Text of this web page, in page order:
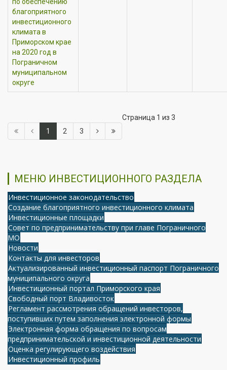
благоприятного
инвестиционного
климата в
Приморском крае
на 2020 год в
Пограничном
муниципальном
округе
Страница 1 из 3
1
2 3
МЕНЮ ИНВЕСТИЦИОННОГО РАЗДЕЛА
Инвестиционное законодательство
Создание благоприятного инвестиционного климата
Инвестиционные площадки
Совет по предпринимательству при главе Пограничного
МО
Новости
Контакты для инвесторов
Актуализированный инвестиционный паспорт Пограничного
муниципального округа
Инвестиционный портал Приморского края
Свободный порт Владивосток
Регламент рассмотрения обращений инвесторов,
поступивших путем заполнения электронной формы
Электронная форма обращения по вопросам
предпринимательской и инвестиционной деятельности
Оценка регулирующего воздействия
Инвестиционный профиль